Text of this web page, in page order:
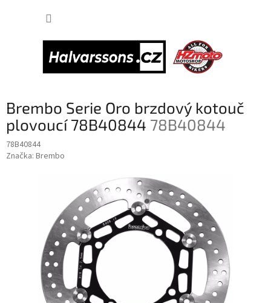
Brembo Serie Oro brzdový kotouč
plovoucí 78B40844 78B40844
78B40844
Značka: Brembo